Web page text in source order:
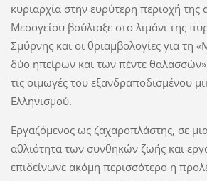
κυριαρχία στην ευρύτερη περιοχή της
Μεσογείου βούλιαξε στο λιμάνι της
Σμύρνης και οι θριαμβολογίες για τη
δύο ηπείρων και των πέντε
τις οιμωγές του εξανδραποδισμένου
Ελληνισμού.
Εργαζόμενος ως ζαχαροπλάστης, σε
αθλιότητα των συνθηκών ζωής και
επιδείνωνε ακόμη περισσότερο η